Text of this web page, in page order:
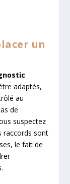
un
adaptés,
au
de
suspectez
raccords sont
le fait de